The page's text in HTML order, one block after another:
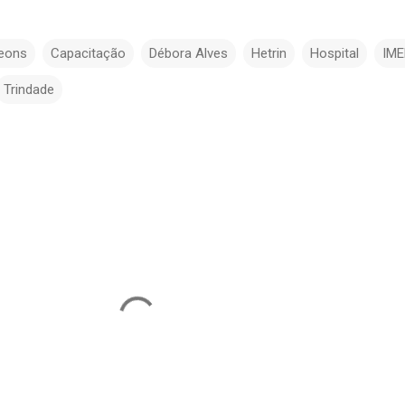
Capacitação Débora Alves Hetrin Hospital
Trindade